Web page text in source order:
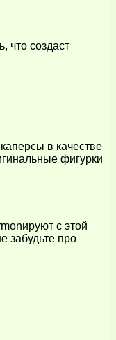
что создаст
в качестве
фигурки
с этой
забудьте про